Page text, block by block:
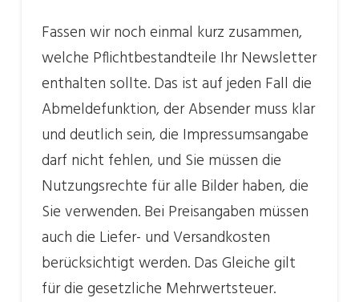
Fassen wir noch einmal kurz zusammen,
welche Pflichtbestandteile Ihr Newsletter
enthalten sollte. Das ist auf jeden Fall die
Abmeldefunktion, der Absender muss klar
und deutlich sein, die Impressumsangabe
darf nicht fehlen, und Sie müssen die
Nutzungsrechte für alle Bilder haben, die
Sie verwenden. Bei Preisangaben müssen
auch die Liefer- und Versandkosten
berücksichtigt werden. Das Gleiche gilt
für die gesetzliche Mehrwertsteuer.